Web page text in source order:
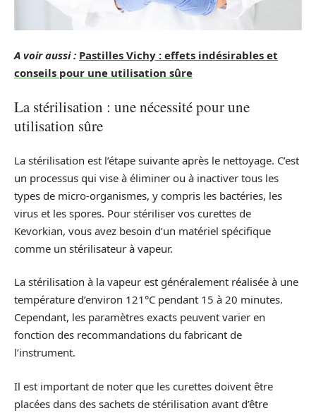
A voir aussi : Pastilles Vichy : effets indésirables et
conseils pour une utilisation sûre
La stérilisation : une nécessité pour une
utilisation sûre
La stérilisation est l’étape suivante après le nettoyage. C’est
un processus qui vise à éliminer ou à inactiver tous les
types de micro-organismes, y compris les bactéries, les
virus et les spores. Pour stériliser vos curettes de
Kevorkian, vous avez besoin d’un matériel spécifique
comme un stérilisateur à vapeur.
La stérilisation à la vapeur est généralement réalisée à une
température d’environ 121°C pendant 15 à 20 minutes.
Cependant, les paramètres exacts peuvent varier en
fonction des recommandations du fabricant de
l’instrument.
Il est important de noter que les curettes doivent être
placées dans des sachets de stérilisation avant d’être